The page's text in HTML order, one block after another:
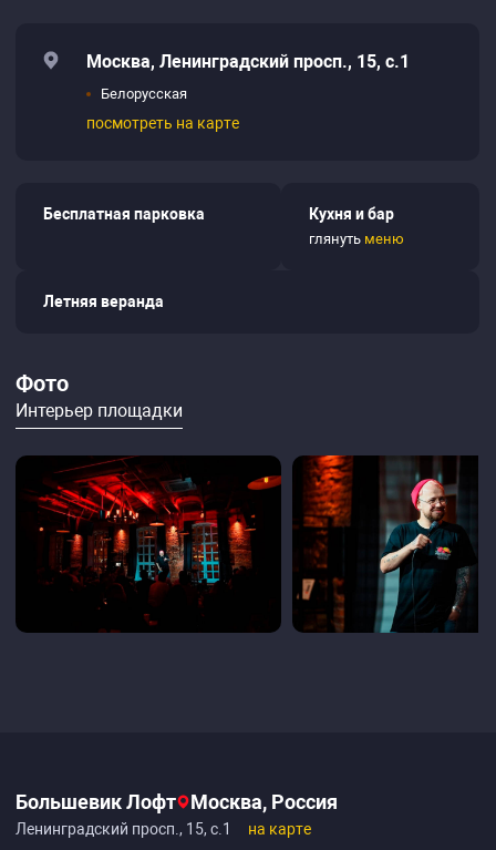
Москва, Ленинградский просп., 15, с.1
Белорусская
посмотреть на карте
Бесплатная парковка Кухня и бар
глянуть меню
Летняя веранда
Фото
Интерьер площадки
Большевик Лофт Москва, Россия
Ленинградский просп., 15, с.1
на карте